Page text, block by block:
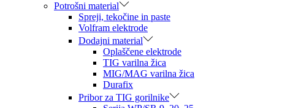
Potrošni material
Spreji, tekočine in paste
Volfram elektrode
Dodajni material
Oplaščene elektrode
TIG varilna žica
MIG/MAG varilna žica
Durafix
Pribor za TIG gorilnike